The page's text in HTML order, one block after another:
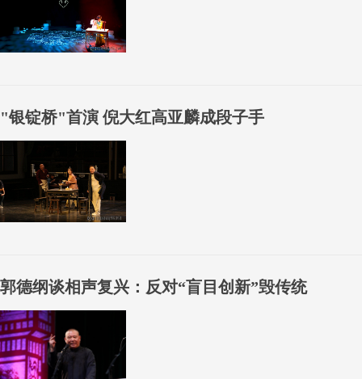
"银锭桥"首演 倪大红高亚麟成段子手
郭德纲谈相声复兴：反对“盲目创新”毁传统